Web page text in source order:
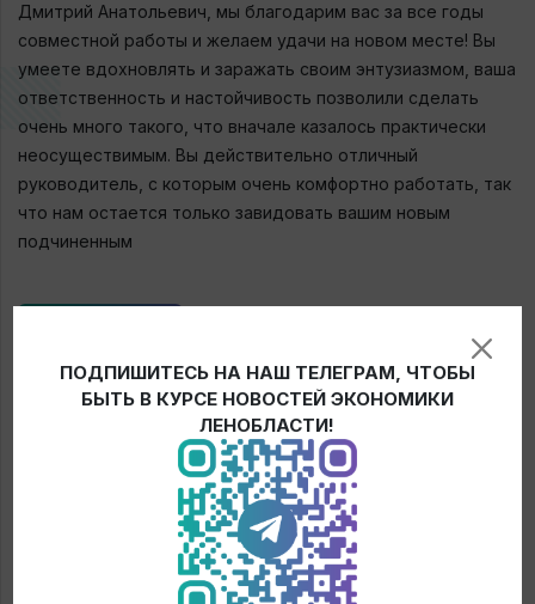
Дмитрий Анатольевич, мы благодарим вас за все годы
совместной работы и желаем удачи на новом месте! Вы
умеете вдохновлять и заражать своим энтузиазмом, ваша
ответственность и настойчивость позволили сделать
очень много такого, что вначале казалось практически
неосуществимым. Вы действительно отличный
руководитель, с которым очень комфортно работать, так
что нам остается только завидовать вашим новым
подчиненным
ПОДПИШИТЕСЬ НА НАШ ТЕЛЕГРАМ, ЧТОБЫ
БЫТЬ В КУРСЕ НОВОСТЕЙ ЭКОНОМИКИ
ЛЕНОБЛАСТИ!